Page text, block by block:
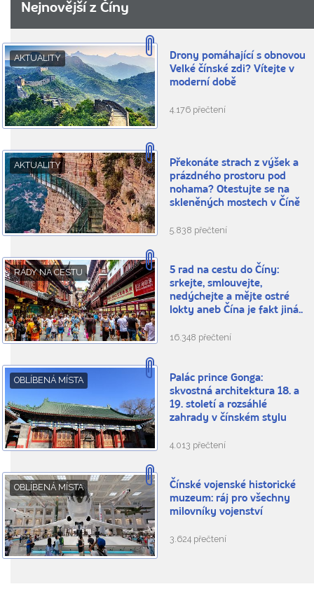
Nejnovější z Číny
AKTUALITY
Drony pomáhající s obnovou
Velké čínské zdi? Vítejte v
moderní době
4.176 přečtení
AKTUALITY
Překonáte strach z výšek a
prázdného prostoru pod
nohama? Otestujte se na
skleněných mostech v Číně
5.838 přečtení
RADY NA CESTU
5 rad na cestu do Číny:
srkejte, smlouvejte,
nedýchejte a mějte ostré
lokty aneb Čína je fakt jiná..
16.348 přečtení
OBLÍBENÁ MÍSTA
Palác prince Gonga:
skvostná architektura 18. a
19. století a rozsáhlé
zahrady v čínském stylu
4.013 přečtení
OBLÍBENÁ MÍSTA
Čínské vojenské historické
muzeum: ráj pro všechny
milovníky vojenství
3.624 přečtení